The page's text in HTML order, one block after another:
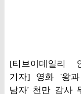
[티브이데일리
기자] 영화 '왕
남자' 천만 감사